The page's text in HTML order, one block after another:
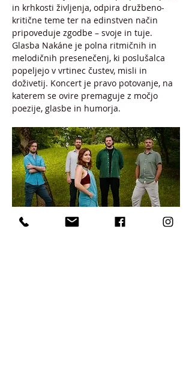
in krhkosti življenja, odpira družbeno-
kritične teme ter na edinstven način
pripoveduje zgodbe – svoje in tuje.
Glasba Nakáne je polna ritmičnih in
melodičnih presenečenj, ki poslušalca
popeljejo v vrtinec čustev, misli in
doživetij. Koncert je pravo potovanje, na
katerem se ovire premaguje z močjo
poezije, glasbe in humorja.
Naslovni fotografiji: Jan Hajšen